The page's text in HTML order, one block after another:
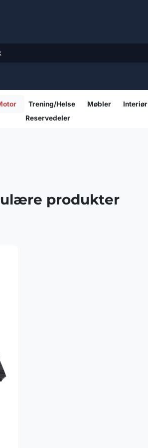
Trening/Helse Møbler Interiør
Reservedeler
produkter